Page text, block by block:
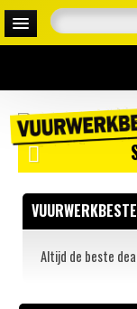
Altijd de beste